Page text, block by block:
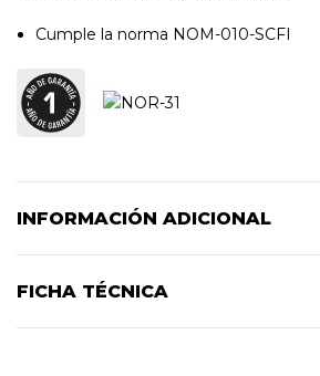
Cumple la norma NOM-010-SCFI
INFORMACIÓN ADICIONAL
FICHA TÉCNICA